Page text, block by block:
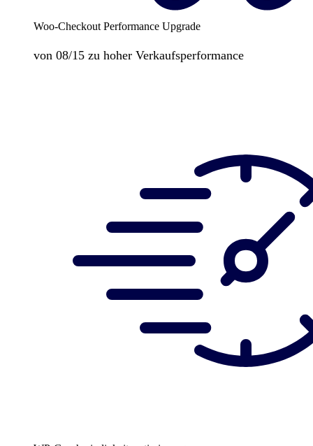
Woo-Checkout Performance Upgrade
von 08/15 zu hoher Verkaufsperformance